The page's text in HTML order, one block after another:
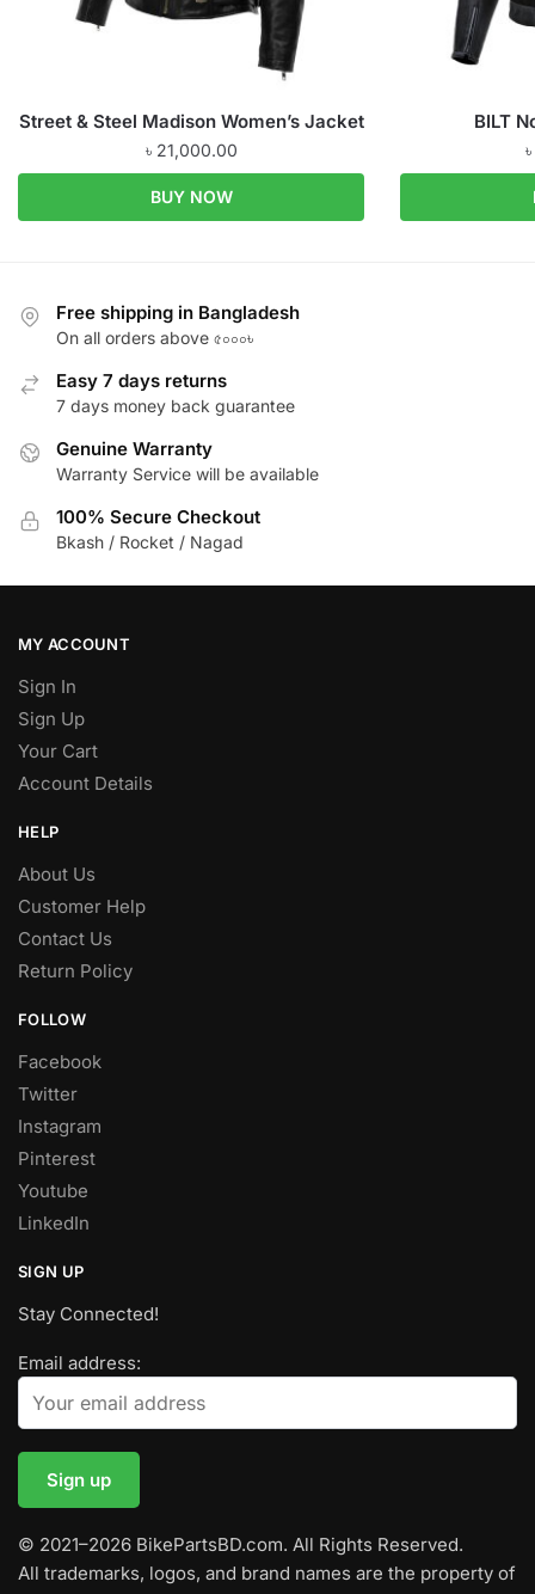
Street & Steel Madison Women’s Jacket
৳ 21,000.00
BUY NOW
BILT
৳
Free shipping in Bangladesh
On all orders above ৫০০০৳
Easy 7 days returns
7 days money back guarantee
Genuine Warranty
Warranty Service will be available
100% Secure Checkout
Bkash / Rocket / Nagad
MY ACCOUNT
Sign In
Sign Up
Your Cart
Account Details
HELP
About Us
Customer Help
Contact Us
Return Policy
FOLLOW
Facebook
Twitter
Instagram
Pinterest
Youtube
LinkedIn
SIGN UP
Stay Connected!
Email address:
© 2021–2026 BikePartsBD.com. All Rights Reserved.
All trademarks, logos, and brand names are the property of